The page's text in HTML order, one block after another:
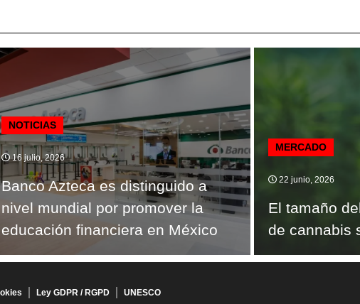
NOTICIAS
16 julio, 2026
Banco Azteca es distinguido a
nivel mundial por promover la
educación financiera en México
MERCADO
22 junio, 2026
El tamaño
de cannabis
Ley GDPR / RGPD UNESCO